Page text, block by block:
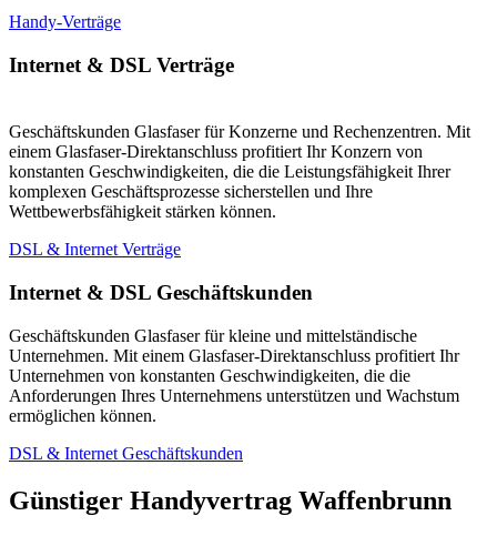
Handy-Verträge
Internet & DSL Verträge
Geschäftskunden Glasfaser für Konzerne und Rechenzentren. Mit
einem Glasfaser-Direktanschluss profitiert Ihr Konzern von
konstanten Geschwindigkeiten, die die Leistungsfähigkeit Ihrer
komplexen Geschäftsprozesse sicherstellen und Ihre
Wettbewerbsfähigkeit stärken können.
DSL & Internet Verträge
Internet & DSL Geschäftskunden
Geschäftskunden Glasfaser für kleine und mittelständische
Unternehmen. Mit einem Glasfaser-Direktanschluss profitiert Ihr
Unternehmen von konstanten Geschwindigkeiten, die die
Anforderungen Ihres Unternehmens unterstützen und Wachstum
ermöglichen können.
DSL & Internet Geschäftskunden
Günstiger Handyvertrag Waffenbrunn